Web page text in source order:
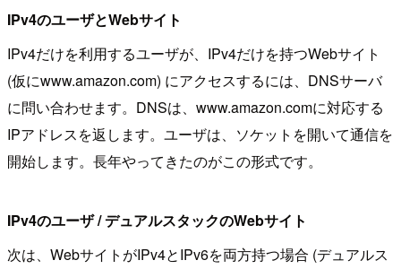
IPv4のユーザとWebサイト
IPv4だけを利用するユーザが、IPv4だけを持つWebサイト
(仮にwww.amazon.com) にアクセスするには、DNSサーバ
に問い合わせます。DNSは、www.amazon.comに対応する
IPアドレスを返します。ユーザは、ソケットを開いて通信を
開始します。長年やってきたのがこの形式です。
IPv4のユーザ / デュアルスタックのWebサイト
次は、WebサイトがIPv4とIPv6を両方持つ場合 (デュアルス